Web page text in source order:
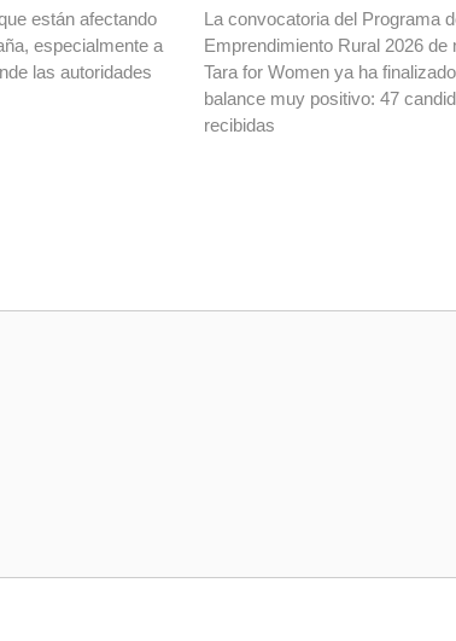
están afectando
especialmente a
las autoridades
La convocatoria del Programa
Emprendimiento Rural 2026 de
Tara for Women ya ha
balance muy positivo: 47
recibidas